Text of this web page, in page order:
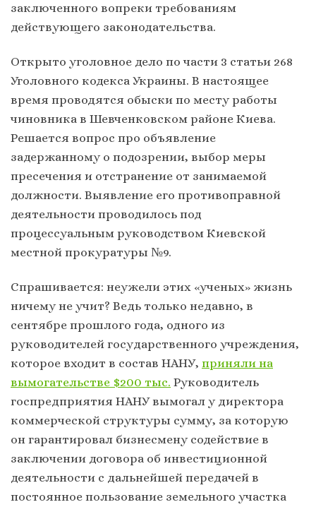
заключенного вопреки требованиям
действующего законодательства.
Открыто уголовное дело по части 3 статьи 268
Уголовного кодекса Украины. В настоящее
время проводятся обыски по месту работы
чиновника в Шевченковском районе Киева.
Решается вопрос про объявление
задержанному о подозрении, выбор меры
пресечения и отстранение от занимаемой
должности. Выявление его противоправной
деятельности проводилось под
процессуальным руководством Киевской
местной прокуратуры №9.
Спрашивается: неужели этих «ученых» жизнь
ничему не учит? Ведь только недавно, в
сентябре прошлого года, одного из
руководителей государственного учреждения,
которое входит в состав НАНУ, приняли на
вымогательстве $200 тыс. Руководитель
госпредприятия НАНУ вымогал у директора
коммерческой структуры сумму, за которую
он гарантировал бизнесмену содействие в
заключении договора об инвестиционной
деятельности с дальнейшей передачей в
постоянное пользование земельного участка